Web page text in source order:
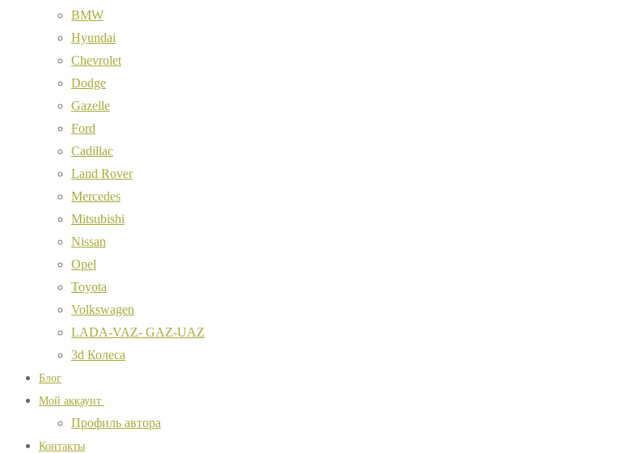
BMW
Hyundai
Chevrolet
Dodge
Gazelle
Ford
Cadillac
Land Rover
Mercedes
Mitsubishi
Nissan
Opel
Toyota
Volkswagen
LADA-VAZ- GAZ-UAZ
3d Колеса
Блог
Мой аккаунт
Профиль автора
Контакты